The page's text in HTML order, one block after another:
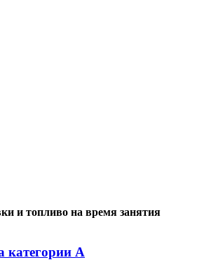
и топливо на время занятия
категории А